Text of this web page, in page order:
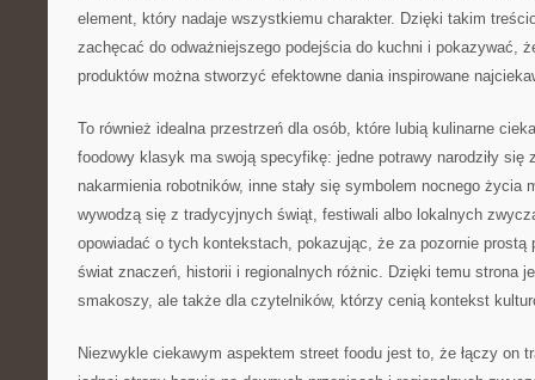
element, który nadaje wszystkiemu charakter. Dzięki takim
zachęcać do odważniejszego podejścia do kuchni i pokazywać,
produktów można stworzyć efektowne dania inspirowane
To również idealna przestrzeń dla osób, które lubią kulinarne
foodowy klasyk ma swoją specyfikę: jedne potrawy narodziły się
nakarmienia robotników, inne stały się symbolem nocnego życia
wywodzą się z tradycyjnych świąt, festiwali albo lokalnych
opowiadać o tych kontekstach, pokazując, że za pozornie prostą
świat znaczeń, historii i regionalnych różnic. Dzięki temu strona
smakoszy, ale także dla czytelników, którzy cenią kontekst
Niezwykle ciekawym aspektem street foodu jest to, że łączy on